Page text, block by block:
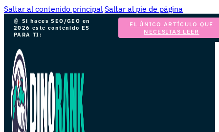
Saltar al contenido principal Saltar al pie de página
🤖 Si haces SEO/GEO en
2026 este contenido ES
PARA TI:
EL ÚNICO ARTÍCULO QUE
NECESITAS LEER